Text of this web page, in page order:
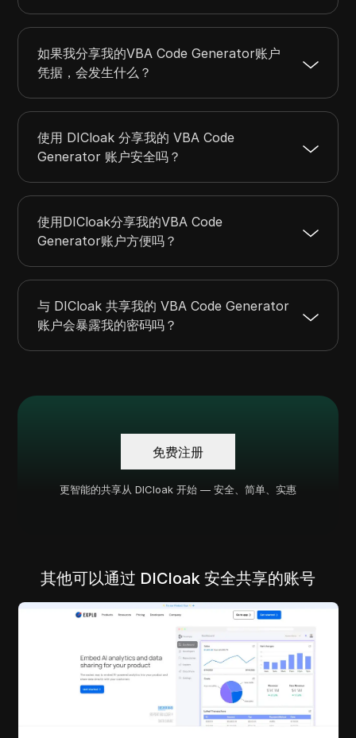
如果我分享我的VBA Code Generator账户
凭据，会发生什么？
使用 DICloak 分享我的 VBA Code
Generator 账户安全吗？
使用DICloak分享我的VBA Code
Generator账户方便吗？
与 DICloak 共享我的 VBA Code Generator
账户会暴露我的密码吗？
免费注册
更智能的共享从 DICloak 开始 — 安全、简单、实惠
其他可以通过 DICloak 安全共享的账号